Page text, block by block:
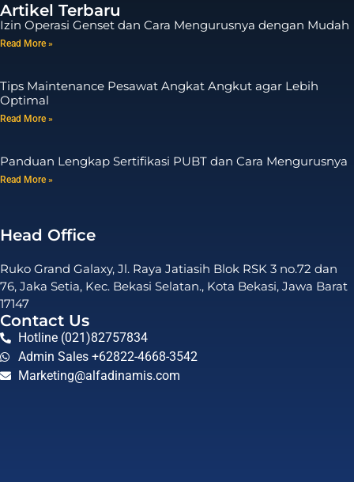
Artikel Terbaru
Izin Operasi Genset dan Cara Mengurusnya dengan Mudah
Read More »
Tips Maintenance Pesawat Angkat Angkut agar Lebih
Optimal
Read More »
Panduan Lengkap Sertifikasi PUBT dan Cara Mengurusnya
Read More »
Head Office
Ruko Grand Galaxy, Jl. Raya Jatiasih Blok RSK 3 no.72 dan
76, Jaka Setia, Kec. Bekasi Selatan., Kota Bekasi, Jawa Barat
17147
Contact Us
Hotline (021)82757834
Admin Sales +62822-4668-3542
Marketing@alfadinamis.com